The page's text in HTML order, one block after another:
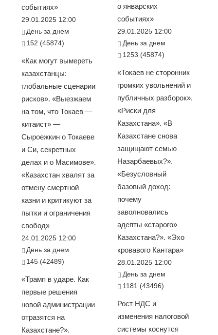
событиях»
29.01.2025 12:00
День за днем
152 (45874)
«Как могут вымереть
казахстанцы:
глобальные сценарии
рисков». «Выезжаем
на том, что Токаев —
китаист» —
Сыроежкин о Токаеве
и Си, секретных
делах и о Масимове».
«Казахстан хвалят за
отмену смертной
казни и критикуют за
пытки и ограничения
свобод»
24.01.2025 12:00
День за днем
145 (42489)
«Трамп в ударе. Как
первые решения
новой администрации
отразятся на
Казахстане?».
о январских
событиях»
29.01.2025 12:00
День за днем
1253 (45874)
«Токаев не сторонник
громких увольнений и
публичных разборок».
«Риски для
Казахстана». «В
Казахстане снова
защищают семью
Назарбаевых?».
«Безусловный
базовый доход:
почему
заволновались
адепты «старого»
Казахстана?». «Эхо
кровавого Кантара»
28.01.2025 12:00
День за днем
1181 (43496)
Рост НДС и
изменения налоговой
системы коснутся